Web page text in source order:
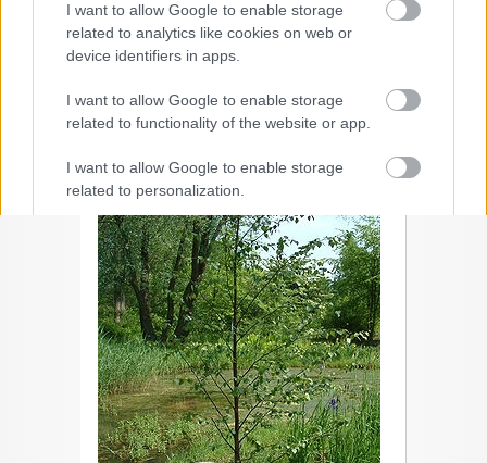
I want to allow Google to enable storage
related to analytics like cookies on web or
device identifiers in apps.
I want to allow Google to enable storage
related to functionality of the website or app.
I want to allow Google to enable storage
related to personalization.
I want to allow Google to enable storage
related to security, including authentication
functionality and fraud prevention, and other
user protection.
CONFIRM
varas mezőket, mint a közönséges nyírnél. Levelei csak
egyszer fűrészes szélűek, körvonaluk kerekdedebb,
inkább tojás, mint rombusz alakúak, a közepükön és nem
az alsó harmadukon vagy a válluknál a legszélesebbek.
Fonákjukon, az érzugokban pelyhes szőrösek.